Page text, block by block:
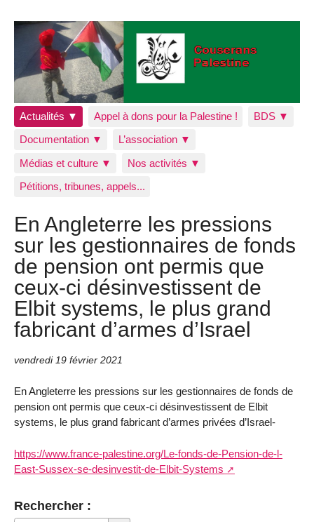
Actualités ▼ Appel à dons pour la Palestine !
BDS ▼
Documentation ▼
L’association ▼
Médias et culture ▼
Nos activités ▼
Pétitions, tribunes, appels...
En Angleterre les pressions
sur les gestionnaires de fonds
de pension ont permis que
ceux-ci désinvestissent de
Elbit systems, le plus grand
fabricant d’armes d’Israel
vendredi 19 février 2021
En Angleterre les pressions sur les gestionnaires de fonds de
pension ont permis que ceux-ci désinvestissent de Elbit
systems, le plus grand fabricant d’armes privées d’Israel-
https://www.france-palestine.org/Le-fonds-de-Pension-de-l-
East-Sussex-se-desinvestit-de-Elbit-Systems
Rechercher :